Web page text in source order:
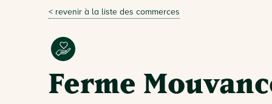
< revenir à la liste des commerces
Ferme